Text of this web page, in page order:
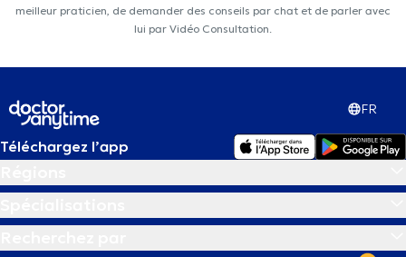
meilleur praticien, de demander des conseils par chat et de parler avec
lui par Vidéo Consultation.
FR
Téléchargez l’app